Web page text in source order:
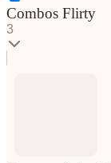
Combos Flirty
3